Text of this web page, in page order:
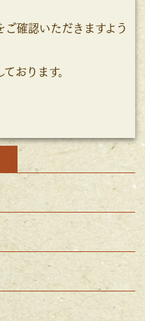
ご確認いただきますよう
おります。